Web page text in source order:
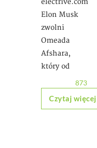
electrive.com
Elon Musk
zwolni
Omeada
Afshara,
który od
873
Czytaj więcej